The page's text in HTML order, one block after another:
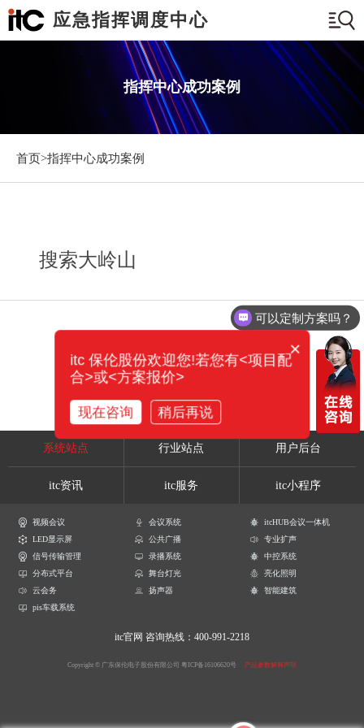
应急指挥调度中心
指挥中心成功案例
首页>指挥中心成功案例
搜索大岭山
系统站点 行业站点 用户后台
itc资讯 itc服务 itc小程序
视频会议 会议系统
itcHUB会议一体机
LED显示屏
公共广播
专业扩声
信号传输管理
录播系统
中控系统
分布式平台
舞台灯光
亮化照明
云会务
扬声器
智能建筑
pis车载系统
itc官网 咨询热线：400-991-2218
Copyright © 广东保伦电子股份有限公司 粤ICP备16106620号 产品参数解释声明
可以定制方案吗？
×
itc 保伦股份欢迎您!若您有<项目配
合>或<方案报价>
现在咨询 稍后再说